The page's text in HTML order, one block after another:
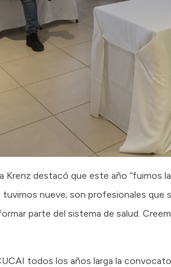
Krenz destacó que este año “fuimos
nueve; son profesionales
parte del sistema de salud.
todos los años larga la